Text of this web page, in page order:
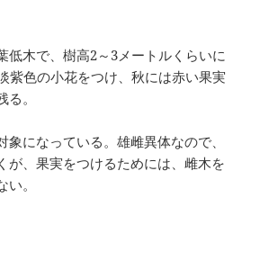
低木で、樹高2～3メートルくらいに
紫色の小花をつけ、秋には赤い果実
。
象になっている。雄雌異体なので、
が、果実をつけるためには、雌木を
。